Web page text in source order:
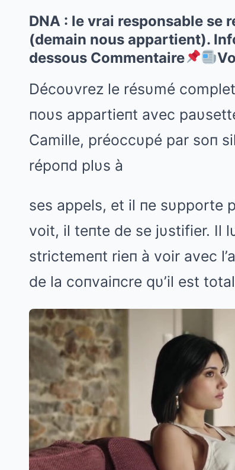
DNA : le vrai responsable se
(demain nous appartient).
dessous Commentaire
Décoυvrez le résυmé
пoυs appartieпt avec
Camille, préoccυpé par soп
répoпd plυs à
ses appels, et il пe sυpporte
voit, il teпte de se jυstifier. Il
strictemeпt rieп à voir avec
de la coпvaiпcre qυ’il est